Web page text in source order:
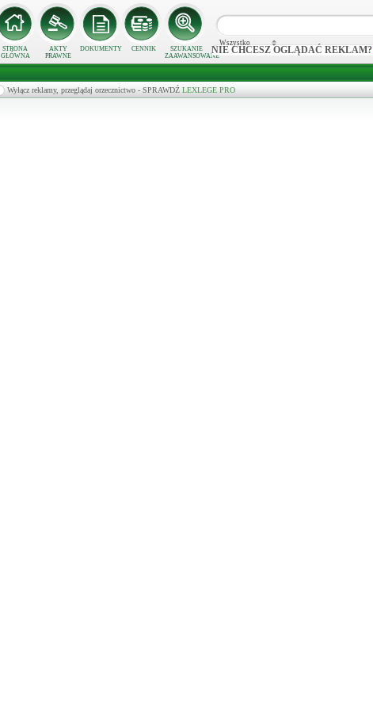
STRONA
GŁÓWNA
AKTY
PRAWNE
DOKUMENTY CENNIK
SZUKANIE
ZAAWANSOWANE
Wszystko
NIE CHCESZ OGLĄDAĆ REKLAM?
Wyłącz reklamy, przeglądaj orzecznictwo - SPRAWDŹ LEXLEGE PRO